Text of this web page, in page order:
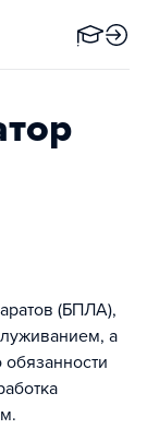
(БПЛА),
а